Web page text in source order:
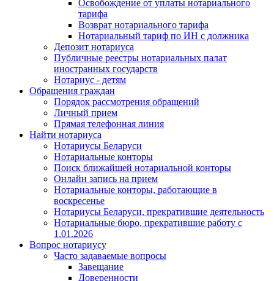
Освобождение от уплаты нотариального
тарифа
Возврат нотариального тарифа
Нотариальный тариф по ИН с должника
Депозит нотариуса
Публичные реестры нотариальных палат
иностранных государств
Нотариус - детям
Обращения граждан
Порядок рассмотрения обращений
Личный прием
Прямая телефонная линия
Найти нотариуса
Нотариусы Беларуси
Нотариальные конторы
Поиск ближайшей нотариальной конторы
Онлайн запись на прием
Нотариальные конторы, работающие в
воскресенье
Нотариусы Беларуси, прекратившие деятельность
Нотариальные бюро, прекратившие работу с
1.01.2026
Вопрос нотариусу
Часто задаваемые вопросы
Завещание
Доверенности